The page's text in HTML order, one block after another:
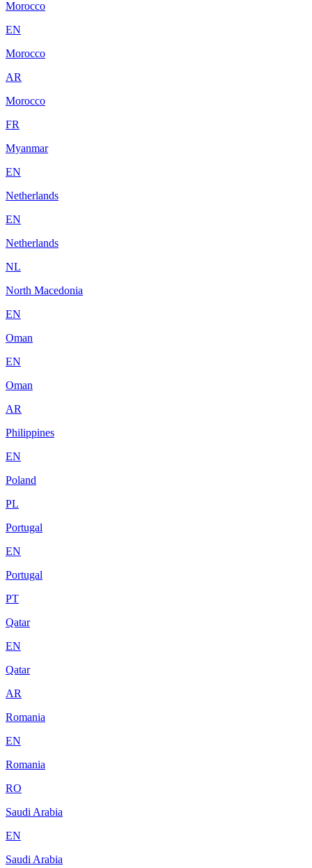
Morocco
EN
Morocco
AR
Morocco
FR
Myanmar
EN
Netherlands
EN
Netherlands
NL
North Macedonia
EN
Oman
EN
Oman
AR
Philippines
EN
Poland
PL
Portugal
EN
Portugal
PT
Qatar
EN
Qatar
AR
Romania
EN
Romania
RO
Saudi Arabia
EN
Saudi Arabia